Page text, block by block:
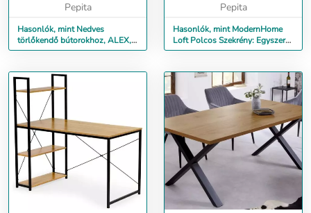
Pepita
Hasonlók, mint Nedves
törlőkendő bútorokhoz, ALEX,
30 db
Pepita
Hasonlók, mint ModernHome
Loft Polcos Szekrény: Egyszerű
Loft Dizájn, 2 Funkcion...